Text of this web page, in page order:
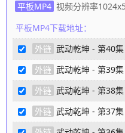
平板MP4 视频分辨率
平板MP4下载地址：
外链 武动乾坤 - 第40集
外链 武动乾坤 - 第39集
外链 武动乾坤 - 第38集
外链 武动乾坤 - 第37集